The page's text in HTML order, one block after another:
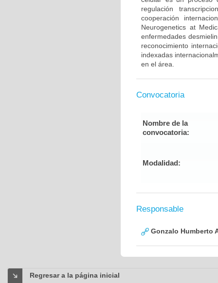
regulación
cooperación
Neurogenetics at
enfermedades
reconocimiento
indexadas
en el área.
Convocatoria
Nombre de la
convocatoria:
Modalidad:
Responsable
Gonzalo Humberto
Regresar a la página inicial